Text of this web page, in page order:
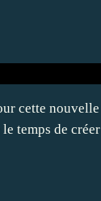
cette nouvelle
temps de créer